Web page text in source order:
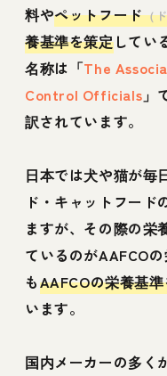
料やペットフード（
養基準を策定してい
名称は「The
Control Officials 」
訳されています。
日本では犬や猫が毎
ド・キャットフード
ますが、その際の栄
ているのがAAFCOの
もAAFCOの栄養基
います。
国内メーカーの多く